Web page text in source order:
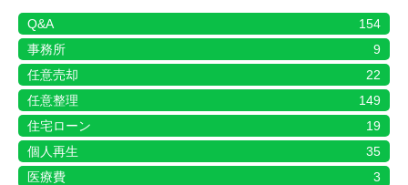
Q&A
154
事務所
9
任意売却
22
任意整理
149
住宅ローン
19
個人再生
35
医療費
3